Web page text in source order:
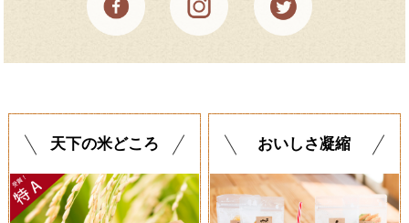
天下の米どころ おいしさ凝縮